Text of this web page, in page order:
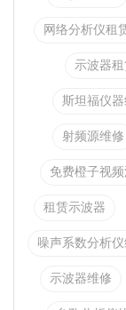
网络分析仪租
示波器
斯坦福仪器
射频源维修
免费橙子视
租赁示波器
噪声系数分析
示波器维修